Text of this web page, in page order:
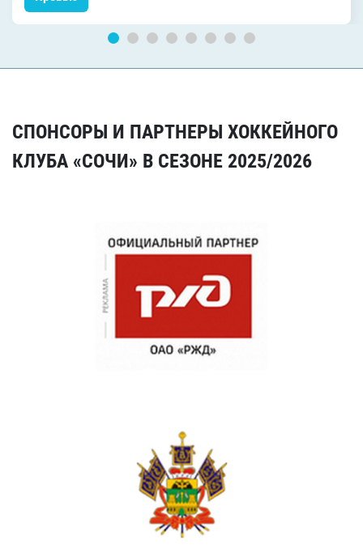
СПОНСОРЫ И ПАРТНЕРЫ ХОККЕЙНОГО
КЛУБА «СОЧИ» В СЕЗОНЕ 2025/2026